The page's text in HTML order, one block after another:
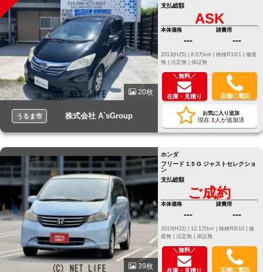
20枚
うるま市 株式会社 A`sGroup
支払総額
ASK
本体価格
---
諸費用
---
修復
無 | 法定無 | 保証無
＼無料／
在庫・見積り 店舗に電話
お気に入り追加
現在 1 人が追加済
39枚
ホンダ
フリード 1.5 G ジャストセレクショ
ン
支払総額
ご成約
本体価格
---
諸費用
---
修
復無 | 法定無 | 保証無
＼無料／
在庫・見積り 店舗に電話